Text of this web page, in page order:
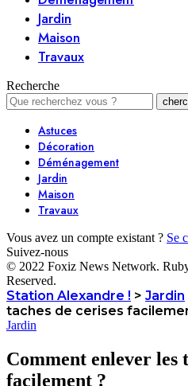
Jardin
Maison
Travaux
Recherche
Astuces
Décoration
Déménagement
Jardin
Maison
Travaux
Vous avez un compte existant ? Se
Suivez-nous
© 2022 Foxiz News Network.
Reserved.
Station Alexandre ! > Jardin
taches de cerises
Jardin
Comment enlever les
facilement ?